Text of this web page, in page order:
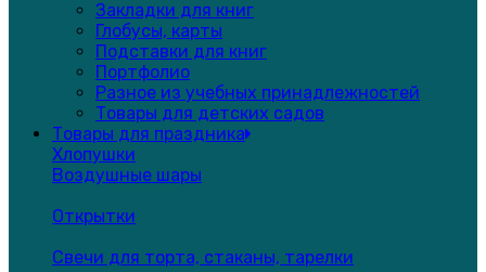
Закладки для книг
Глобусы, карты
Подставки для книг
Портфолио
Разное из учебных принадлежностей
Товары для детских садов
Товары для праздника
Хлопушки
Воздушные шары
Открытки
Свечи для торта, стаканы, тарелки